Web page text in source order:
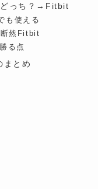
どっち？→Fitbit
も使える
断然Fitbit
る点
とめ